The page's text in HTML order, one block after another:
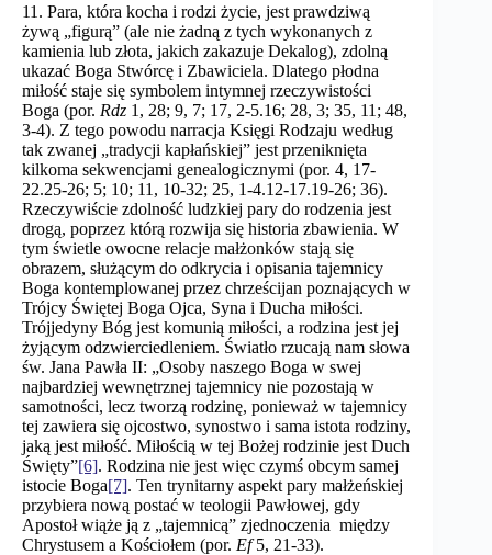
11. Para, która kocha i rodzi życie, jest prawdziwą
żywą „figurą” (ale nie żadną z tych wykonanych z
kamienia lub złota, jakich zakazuje Dekalog), zdolną
ukazać Boga Stwórcę i Zbawiciela. Dlatego płodna
miłość staje się symbolem intymnej rzeczywistości
Boga (por. Rdz 1, 28; 9, 7; 17, 2-5.16; 28, 3; 35, 11; 48,
3-4). Z tego powodu narracja Księgi Rodzaju według
tak zwanej „tradycji kapłańskiej” jest przeniknięta
kilkoma sekwencjami genealogicznymi (por. 4, 17-
22.25-26; 5; 10; 11, 10-32; 25, 1-4.12-17.19-26; 36).
Rzeczywiście zdolność ludzkiej pary do rodzenia jest
drogą, poprzez którą rozwija się historia zbawienia. W
tym świetle owocne relacje małżonków stają się
obrazem, służącym do odkrycia i opisania tajemnicy
Boga kontemplowanej przez chrześcijan poznających w
Trójcy Świętej Boga Ojca, Syna i Ducha miłości.
Trójjedyny Bóg jest komunią miłości, a rodzina jest jej
żyjącym odzwierciedleniem. Światło rzucają nam słowa
św. Jana Pawła II: „Osoby naszego Boga w swej
najbardziej wewnętrznej tajemnicy nie pozostają w
samotności, lecz tworzą rodzinę, ponieważ w tajemnicy
tej zawiera się ojcostwo, synostwo i sama istota rodziny,
jaką jest miłość. Miłością w tej Bożej rodzinie jest Duch
Święty”[6]. Rodzina nie jest więc czymś obcym samej
istocie Boga[7]. Ten trynitarny aspekt pary małżeńskiej
przybiera nową postać w teologii Pawłowej, gdy
Apostoł wiąże ją z „tajemnicą” zjednoczenia między
Chrystusem a Kościołem (por. Ef5, 21-33).